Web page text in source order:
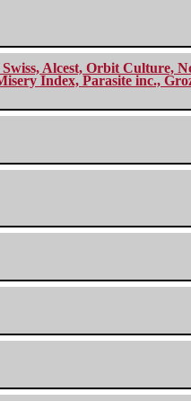
Alcest, Orbit Culture,
Index, Parasite inc.,